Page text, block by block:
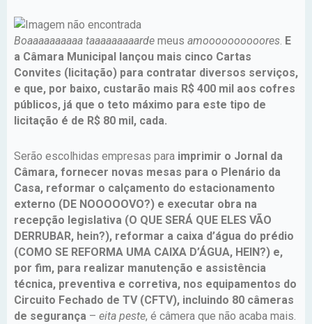
Boaaaaaaaaaa taaaaaaaaarde meus amoooooooooores. E
a Câmara Municipal lançou mais cinco Cartas
Convites (licitação) para contratar diversos serviços,
e que, por baixo, custarão mais R$ 400 mil aos cofres
públicos, já que o teto máximo para este tipo de
licitação é de R$ 80 mil, cada.
Serão escolhidas empresas para imprimir o Jornal da
Câmara, fornecer novas mesas para o Plenário da
Casa, reformar o calçamento do estacionamento
externo (DE NOOOOOVO?) e executar obra na
recepção legislativa (O QUE SERÁ QUE ELES VÃO
DERRUBAR, hein?), reformar a caixa d’água do prédio
(COMO SE REFORMA UMA CAIXA D’ÁGUA, HEIN?) e,
por fim, para realizar manutenção e assistência
técnica, preventiva e corretiva, nos equipamentos do
Circuito Fechado de TV (CFTV), incluindo 80 câmeras
de segurança – eita peste, é câmera que não acaba mais.